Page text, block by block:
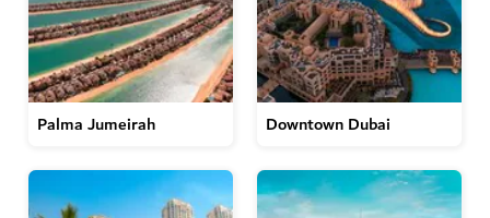
Palma Jumeirah Downtown Dubai